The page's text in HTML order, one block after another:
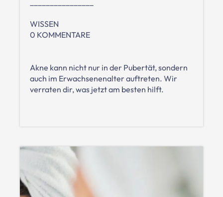
WISSEN
0 KOMMENTARE
Akne kann nicht nur in der Pubertät, sondern
auch im Erwachsenenalter auftreten. Wir
verraten dir, was jetzt am besten hilft.